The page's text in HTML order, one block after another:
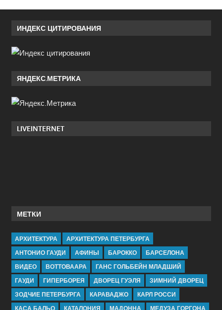
ИНДЕКС ЦИТИРОВАНИЯ
ЯНДЕКС.МЕТРИКА
LIVEINTERNET
МЕТКИ
АРХИТЕКТУРА
АРХИТЕКТУРА ПЕТЕРБУРГА
АНТОНИО ГАУДИ
АФИНЫ БАРОККО
БАРСЕЛОНА
ВИДЕО
ВОТТОВААРА
ГАНС ГОЛЬБЕЙН МЛАДШИЙ
ГАУДИ
ГИПЕРБОРЕЯ ДВОРЕЦ ГУЭЛЯ
ЗИМНИЙ ДВОРЕЦ
ЗОДЧИЕ ПЕТЕРБУРГА
КАРАВАДЖО
КАРЛ РОССИ
КАСА БАЛЬО
КАТАЛОНИЯ МАДОННА МЕДУЗА ГОРГОНА